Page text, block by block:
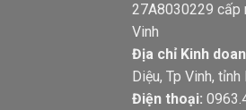
27A8030229 cấp
Vinh
Địa chỉ Kinh
Diệu, Tp
Điện thoại: